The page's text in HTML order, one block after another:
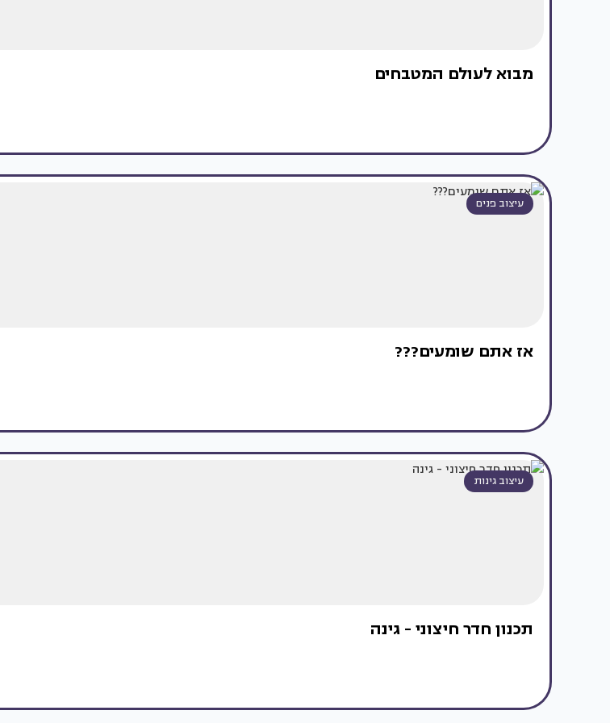
מבוא לעולם המטבחים
עיצוב פנים
אז אתם שומעים???
עיצוב גינות
תכנון חדר חיצוני - גינה